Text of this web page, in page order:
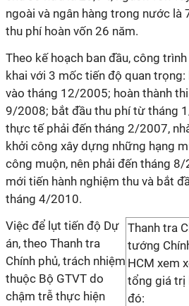
ngoài và ngân hàng trong nước là
thu phí hoàn vốn 26 năm.
Theo kế hoạch ban đầu, công
khai với 3 mốc tiến độ quan
vào tháng 12/2005; hoàn thành
9/2008; bắt đầu thu phí từ tháng
thực tế phải đến tháng 2/2007,
khởi công xây dựng những hạng
công muộn, nên phải đến tháng
mới tiến hành nghiệm thu và bắt
tháng 4/2010.
Thanh tra
tướng
HCM xem
tổng giá trị
đó:
Việc để lụt tiến độ Dự
án, theo Thanh tra
Chính phủ, trách nhiệm
thuộc Bộ GTVT do
chậm trễ thực hiện